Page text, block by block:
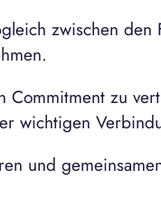
zwischen den
Commitment zu
wichtigen
und